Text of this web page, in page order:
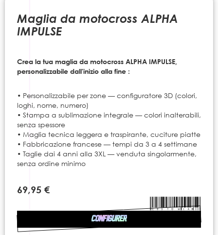
Maglia da motocross ALPHA
IMPULSE
Crea la tua maglia da motocross ALPHA IMPULSE,
personalizzabile dall'inizio alla fine :
• Personalizzabile per zone — configuratore 3D (colori,
loghi, nome, numero)
• Stampa a sublimazione integrale — colori inalterabili,
senza spessore
• Maglia tecnica leggera e traspirante, cuciture piatte
• Fabbricazione francese — tempi da 3 a 4 settimane
• Taglie dai 4 anni alla 3XL — venduta singolarmente,
senza ordine minimo
CONFIGURER
69,95 €
beginning
gallery